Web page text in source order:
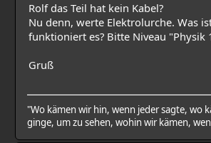
Rolf das Teil hat kein Kabel?
Nu denn, werte Elektrolurche. Was
funktioniert es? Bitte Niveau "Physik
Gruß
"Wo kämen wir hin, wenn jeder sagte, wo
ginge, um zu sehen, wohin wir kämen,